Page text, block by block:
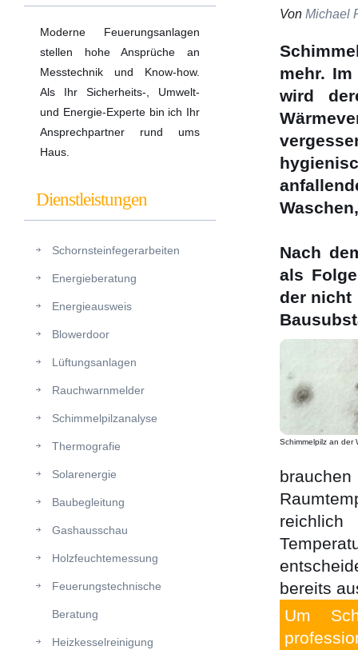
Von Michael
mehr. Im
wird
Nach
als
der nicht
Schimmelpilz an der
bereits
Um
Moderne Feuerungsanlagen
stellen hohe Ansprüche an
Messtechnik und Know-how.
Als Ihr Sicherheits-, Umwelt-
und Energie-Experte bin ich Ihr
Ansprechpartner rund ums
Haus.
Dienstleistungen
Schornsteinfegerarbeiten
Energieberatung
Energieausweis
Blowerdoor
Lüftungsanlagen
Rauchwarnmelder
Schimmelpilzanalyse
Thermografie
Solarenergie
Baubegleitung
Gashausschau
Holzfeuchtemessung
Feuerungstechnische
Beratung
Heizkesselreinigung